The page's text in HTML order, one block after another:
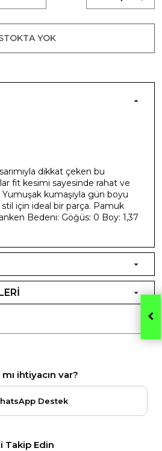
YOK
dikkat çeken bu
fit kesimi sayesinde rahat ve
Yumuşak kumaşıyla gün boyu
için ideal bir parça. Pamuk
Bedeni: Göğüs: 0 Boy: 1,37
mı ihtiyacın var?
Destek
Takip Edin